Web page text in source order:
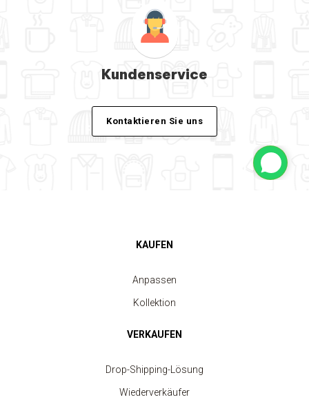
Kundenservice
Kontaktieren Sie uns
KAUFEN
Anpassen
Kollektion
VERKAUFEN
Drop-Shipping-Lösung
Wiederverkäufer